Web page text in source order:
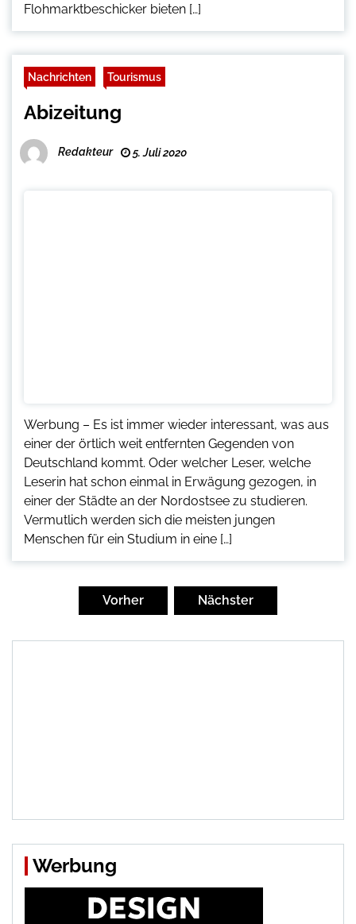
Flohmarktbeschicker bieten […]
Nachrichten Tourismus
Abizeitung
Redakteur 5. Juli 2020
Werbung – Es ist immer wieder interessant, was aus
einer der örtlich weit entfernten Gegenden von
Deutschland kommt. Oder welcher Leser, welche
Leserin hat schon einmal in Erwägung gezogen, in
einer der Städte an der Nordostsee zu studieren.
Vermutlich werden sich die meisten jungen
Menschen für ein Studium in eine […]
Vorher Nächster
Werbung